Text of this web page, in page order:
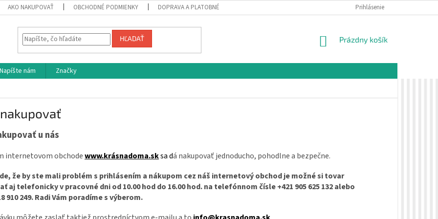
AKO NAKUPOVAŤ OBCHODNÉ PODMIENKY DOPRAVA A PLATOBNÉ PODMIENKY VZORKOVÁ PREDAJŇA
Prihlásenie
HĽADAŤ
NÁKUPNÝ
Prázdny košík
Napíšte nám
Značky
u nás
internetovom obchodewww.krásnadoma.sksa dá nakupovať jednoducho, pohodlne a bezpečne.
že by ste mali problém s prihlásením a nákupom cez náš internetový obchod je možné si tovar
aj telefonicky v pracovné dni od 10.00 hod do 16.00 hod. na telefónnom čísle +421 905 625 132 alebo
910 249. Radi Vám poradíme s výberom.